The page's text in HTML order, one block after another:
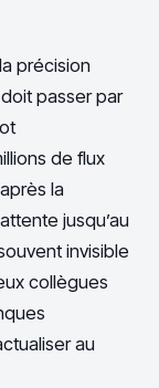
précision
passer par
de flux
la
jusqu’au
invisible
collègues
au